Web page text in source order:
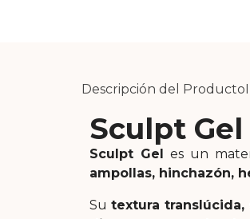
Descripción del Producto
Sculpt
Sculpt Gel es un
ampollas, hinchazón,
Su textura translúcida,